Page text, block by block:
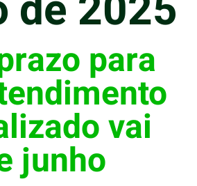
para
vai
junho